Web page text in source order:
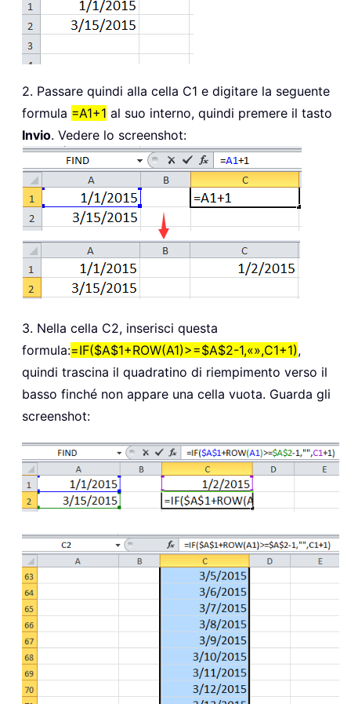
2. Passare quindi alla cella C1 e digitare la seguente
formula =A1+1 al suo interno, quindi premere il tasto
Invio. Vedere lo screenshot:
3. Nella cella C2, inserisci questa
formula:=IF($A$1+ROW(A1)>=$A$2-1,«»,C1+1),
quindi trascina il quadratino di riempimento verso il
basso finché non appare una cella vuota. Guarda gli
screenshot: